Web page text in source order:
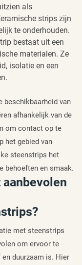
als
strips zijn
te onderhouden.
bestaat uit een
materialen. Ze
isolatie en een
beschikbaarheid van
afhankelijk van de
om contact op te
het gebied van
steenstrips het
behoeften en smaak.
met steenstrips
om ervoor te
duurzaam is. Hier